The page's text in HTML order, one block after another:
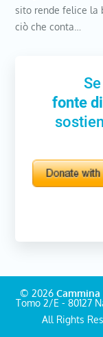
sito rende felice la
ciò che conta…
fonte
© 2026 Cammina
Tomo 2/E - 80127
All Rights